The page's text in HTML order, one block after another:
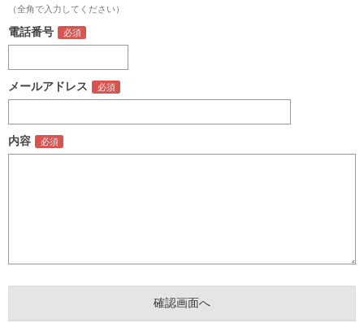
（全角で入力してください）
電話番号
メールアドレス
内容